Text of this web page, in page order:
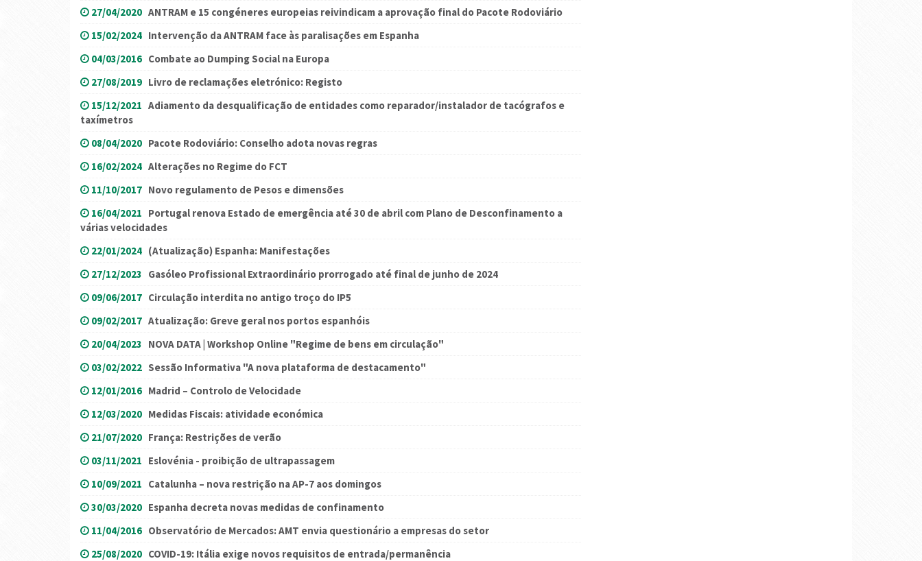
27/04/2020 ANTRAM e 15 congéneres europeias reivindicam a aprovação final do Pacote Rodoviário
15/02/2024 Intervenção da ANTRAM face às paralisações em Espanha
04/03/2016 Combate ao Dumping Social na Europa
27/08/2019 Livro de reclamações eletrónico: Registo
15/12/2021 Adiamento da desqualificação de entidades como reparador/instalador de tacógrafos e
taxímetros
08/04/2020 Pacote Rodoviário: Conselho adota novas regras
16/02/2024 Alterações no Regime do FCT
11/10/2017 Novo regulamento de Pesos e dimensões
16/04/2021 Portugal renova Estado de emergência até 30 de abril com Plano de Desconfinamento a
várias velocidades
22/01/2024 (Atualização) Espanha: Manifestações
27/12/2023 Gasóleo Profissional Extraordinário prorrogado até final de junho de 2024
09/06/2017 Circulação interdita no antigo troço do IP5
09/02/2017 Atualização: Greve geral nos portos espanhóis
20/04/2023 NOVA DATA | Workshop Online "Regime de bens em circulação"
03/02/2022 Sessão Informativa "A nova plataforma de destacamento"
12/01/2016 Madrid – Controlo de Velocidade
12/03/2020 Medidas Fiscais: atividade económica
21/07/2020 França: Restrições de verão
03/11/2021 Eslovénia - proibição de ultrapassagem
10/09/2021 Catalunha – nova restrição na AP-7 aos domingos
30/03/2020 Espanha decreta novas medidas de confinamento
11/04/2016 Observatório de Mercados: AMT envia questionário a empresas do setor
25/08/2020 COVID-19: Itália exige novos requisitos de entrada/permanência